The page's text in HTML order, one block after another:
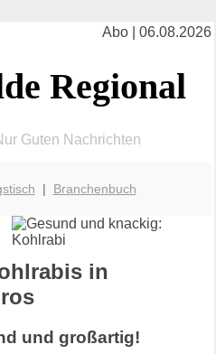
Abo | 06.08.2026
Regional
Guten Nachrichten
| Branchenbuch
in
und großartig!